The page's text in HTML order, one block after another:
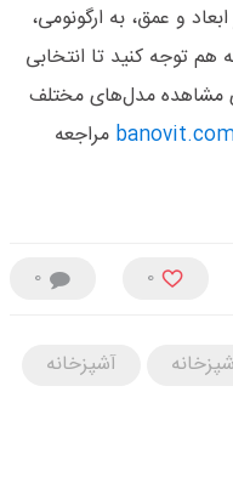
و عمق، به ارگونومی،
توجه کنید تا انتخابی
مشاهده مدل‌های مختلف
مراجعه
0 0
آشپزخانه